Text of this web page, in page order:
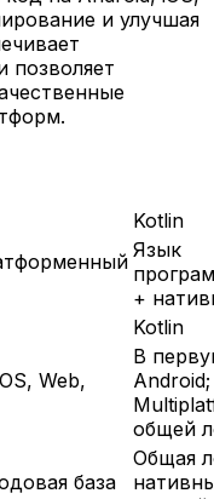
и улучшая
позволяет
Kotlin
Язык
+
Kotlin
Web,
В
Android;
общей
база
Общая